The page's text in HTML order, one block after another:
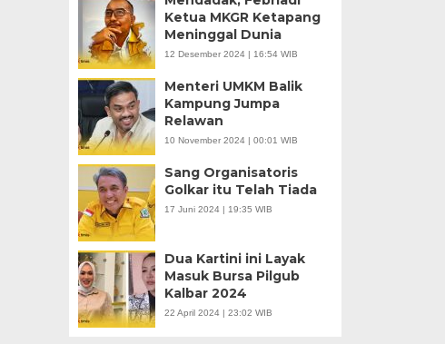
Ketua MKGR Ketapang
Meninggal Dunia
12 Desember 2024 | 16:54 WIB
Menteri UMKM Balik
Kampung Jumpa
Relawan
10 November 2024 | 00:01 WIB
Sang Organisatoris
Golkar itu Telah Tiada
17 Juni 2024 | 19:35 WIB
Dua Kartini ini Layak
Masuk Bursa Pilgub
Kalbar 2024
22 April 2024 | 23:02 WIB